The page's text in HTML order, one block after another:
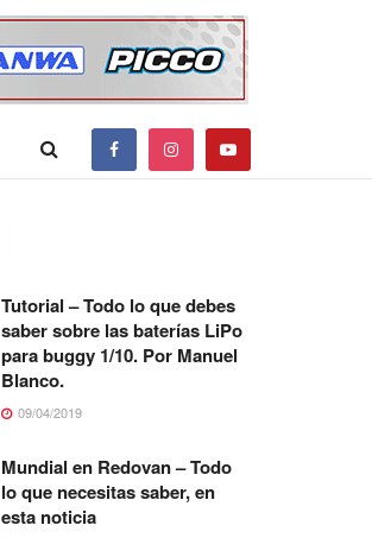
Tutorial – Todo lo que debes
saber sobre las baterías LiPo
para buggy 1/10. Por Manuel
Blanco.
09/04/2019
Mundial en Redovan – Todo
lo que necesitas saber, en
esta noticia